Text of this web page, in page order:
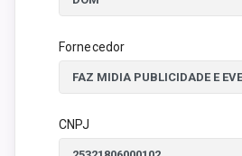
Fornecedor
CNPJ